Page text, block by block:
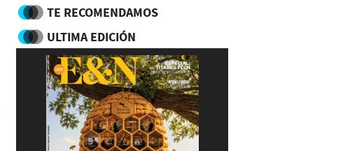
TE RECOMENDAMOS
ULTIMA EDICIÓN